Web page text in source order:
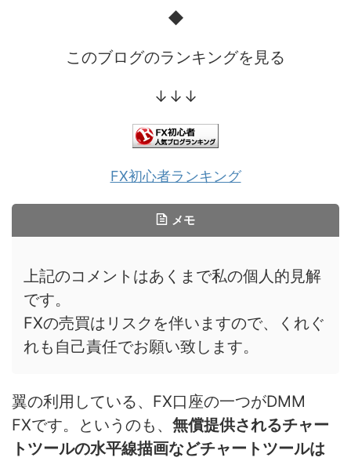
◆
このブログのランキングを見る
↓↓↓
FX初心者ランキング
メモ
上記のコメントはあくまで私の個人的見解
です。
FXの売買はリスクを伴いますので、くれぐ
れも自己責任でお願い致します。
翼の利用している、FX口座の一つがDMM
FXです。というのも、 無償提供されるチャー
トツールの水平線描画などチャートツールは